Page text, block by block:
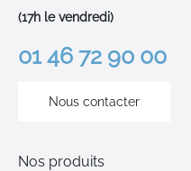
(17h le vendredi)
01 46 72 90 00
Nous contacter
Nos produits